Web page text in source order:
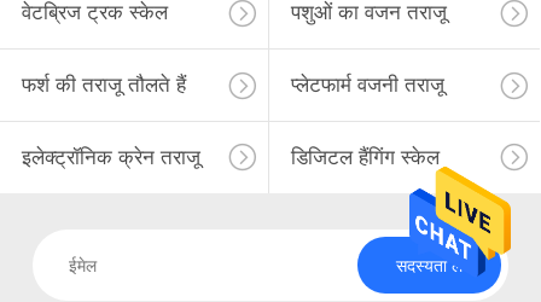
वेटब्रिज ट्रक स्केल पशुओं का वजन तराजू
फर्श की तराजू तौलते हैं प्लेटफार्म वजनी तराजू
इलेक्ट्रॉनिक क्रेन तराजू डिजिटल हैंगिंग स्केल
सदस्यता लें